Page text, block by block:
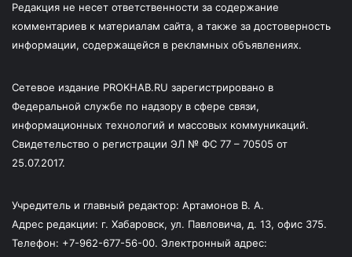
Редакция не несет ответственности за содержание
комментариев к материалам сайта, а также за достоверность
информации, содержащейся в рекламных объявлениях.
Сетевое издание PROKHAB.RU зарегистрировано в
Федеральной службе по надзору в сфере связи,
информационных технологий и массовых коммуникаций.
Свидетельство о регистрации ЭЛ № ФС 77 – 70505 от
25.07.2017.
Учредитель и главный редактор: Артамонов В. А.
Адрес редакции: г. Хабаровск, ул. Павловича, д. 13, офис 375.
Телефон: +7-962-677-56-00. Электронный адрес: